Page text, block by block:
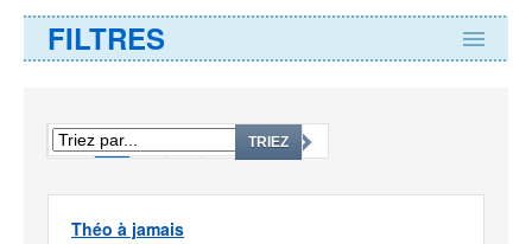
FILTRES
1 1819
TRIEZ
Théo à jamais